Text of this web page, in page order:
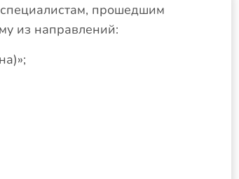
прошедшим
из направлений: